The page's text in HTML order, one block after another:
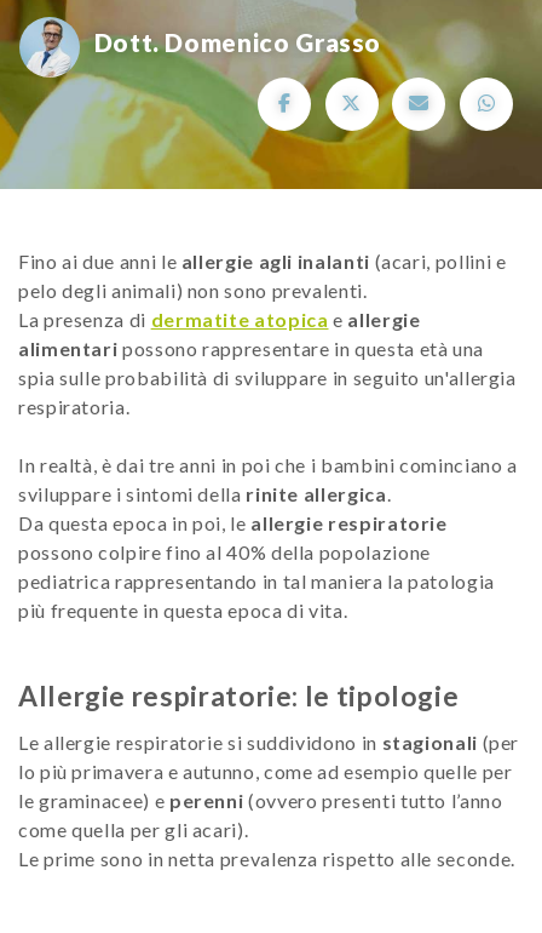
Dott. Domenico Grasso
Fino ai due anni le allergie agli inalanti (acari, pollini e
pelo degli animali) non sono prevalenti.
La presenza di dermatite atopica e allergie
alimentari possono rappresentare in questa età una
spia sulle probabilità di sviluppare in seguito un'allergia
respiratoria.
In realtà, è dai tre anni in poi che i bambini cominciano a
sviluppare i sintomi della rinite allergica.
Da questa epoca in poi, le allergie respiratorie
possono colpire fino al 40% della popolazione
pediatrica rappresentando in tal maniera la patologia
più frequente in questa epoca di vita.
Allergie respiratorie: le tipologie
Le allergie respiratorie si suddividono in stagionali (per
lo più primavera e autunno, come ad esempio quelle per
le graminacee) e perenni (ovvero presenti tutto l’anno
come quella per gli acari).
Le prime sono in netta prevalenza rispetto alle seconde.